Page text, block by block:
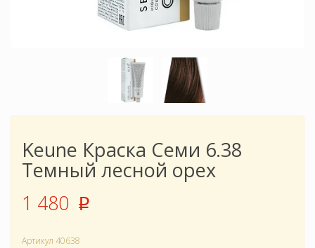
Keune Краска Семи 6.38
Темный лесной орех
1 480 p
Артикул 40638